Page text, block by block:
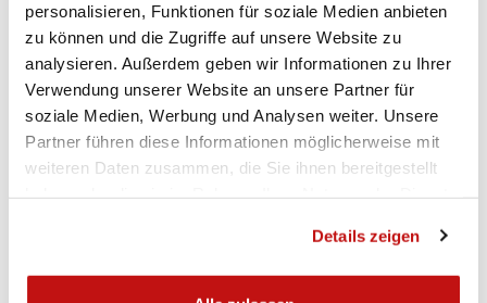
personalisieren, Funktionen für soziale Medien anbieten
zu können und die Zugriffe auf unsere Website zu
analysieren. Außerdem geben wir Informationen zu Ihrer
Verwendung unserer Website an unsere Partner für
soziale Medien, Werbung und Analysen weiter. Unsere
Partner führen diese Informationen möglicherweise mit
weiteren Daten zusammen, die Sie ihnen bereitgestellt
Details zeigen
Produktcode: SC232YGB01
Vorherige
NEUE HONDA CBR 600 RR...
Bitubo freut sich, die neuen Anwendungen für Honda